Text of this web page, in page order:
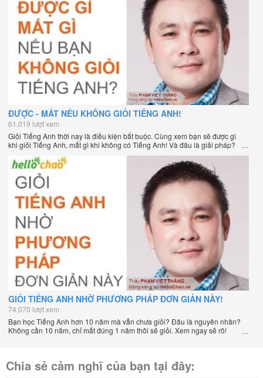
ĐƯỢC - MẤT NẾU KHÔNG GIỎI TIẾNG ANH!
61,019 lượt xem
Giỏi Tiếng Anh thời nay là điều kiện bắt buộc. Cùng xem bạn sẽ được gì
khi giỏi Tiếng Anh, mất gì khi không có Tiếng Anh! Và đâu là giải pháp?
GIỎI TIẾNG ANH NHỜ PHƯƠNG PHÁP ĐƠN GIẢN NÀY!
74,070 lượt xem
Bạn học Tiếng Anh hơn 10 năm mà vẫn chưa giỏi? Đâu là nguyên nhân?
Không cần 10 năm, chỉ mất đúng 1 năm thôi sẽ giỏi. Xem ngay sẽ rõ!
Chia sẻ cảm nghĩ của bạn tại đây: